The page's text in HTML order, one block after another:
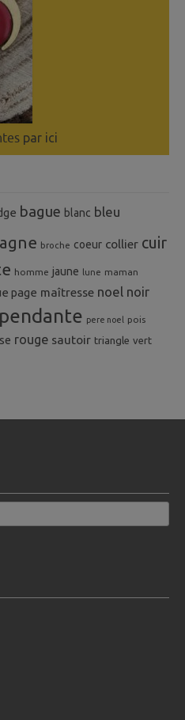
par ici
bague blanc bleu
broche coeur collier cuir
homme jaune lune maman
page maîtresse noel noir
pendante pere noel pois
rouge sautoir triangle vert